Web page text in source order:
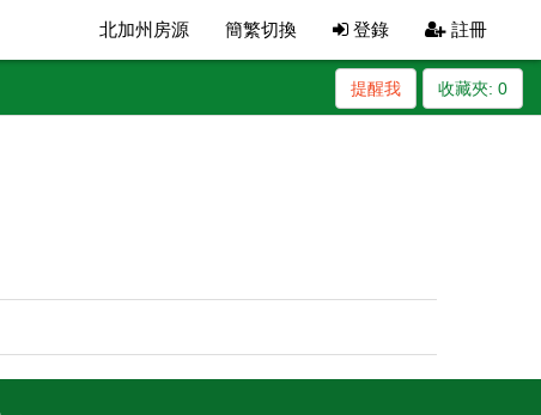
北加州房源 簡繁切換 登錄 註冊
收藏夾: 0
提醒我